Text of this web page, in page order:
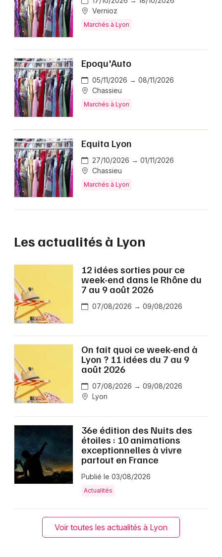
Vernioz
Marchés à Lyon
Epoqu'Auto
05/11/2026 → 08/11/2026
Chassieu
Marchés à Lyon
Equita Lyon
27/10/2026 → 01/11/2026
Chassieu
Marchés à Lyon
Les actualités à Lyon
12 idées sorties pour ce
week-end dans le Rhône du
7 au 9 août 2026
07/08/2026 → 09/08/2026
On fait quoi ce week-end à
Lyon ? 11 idées du 7 au 9
août 2026
07/08/2026 → 09/08/2026
Lyon
36e édition des Nuits des
étoiles : 10 animations
exceptionnelles à vivre
partout en France
Publié le 03/08/2026
Actualités
Voir toutes les actualités à Lyon